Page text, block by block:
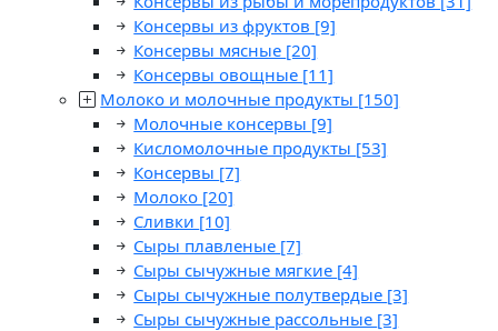
Консервы из фруктов [9]
Консервы мясные [20]
Консервы овощные [11]
Молоко и молочные продукты [150]
Молочные консервы [9]
Кисломолочные продукты [53]
Консервы [7]
Молоко [20]
Сливки [10]
Сыры плавленые [7]
Сыры сычужные мягкие [4]
Сыры сычужные полутвердые [3]
Сыры сычужные рассольные [3]